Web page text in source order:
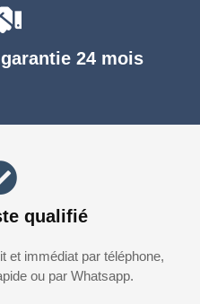
24 mois
qualifié
et immédiat par téléphone,
ou par Whatsapp.